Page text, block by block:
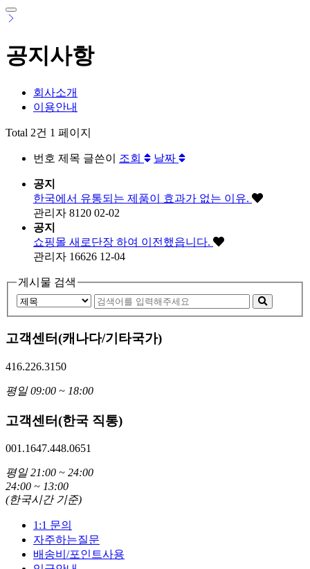
공지사항
회사소개
이용안내
Total 2건 1 페이지
번호 제목 글쓴이 조회 날짜
공지
한국에서 유통되는 제품이 효과가 없는 이유.
관리자 8120 02-02
공지
쇼핑몰 새로단장 하여 이전했읍니다.
관리자 16626 12-04
게시물 검색
고객센터(캐나다/기타국가)
416.226.3150
평일 09:00 ~ 18:00
고객센터(한국 직통)
001.1647.448.0651
평일 21:00 ~ 24:00
24:00 ~ 13:00
(한국시간 기준)
1:1 문의
자주하는질문
배송비/포인트사용